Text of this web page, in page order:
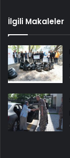
İlgili Makaleler